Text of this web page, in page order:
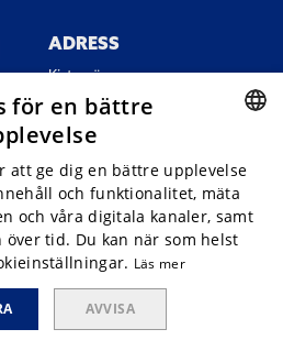
ADRESS
Kistamässan
Arne Beurlings Torg 5,
164 40 Kista
KONTAKT
Kontakt
ENGLISH
för en bättre
att ge dig en bättre upplevelse
och funktionalitet, mäta
och våra digitala kanaler, samt
över tid. Du kan när som helst
Läs mer
AVVISA